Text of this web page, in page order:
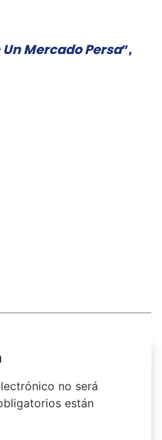
Un Mercado Persa”,
no será
están